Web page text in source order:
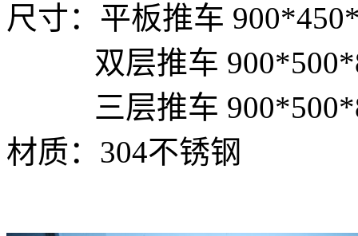
尺寸：平板推车
双层推车
三层推车
材质：304不锈钢